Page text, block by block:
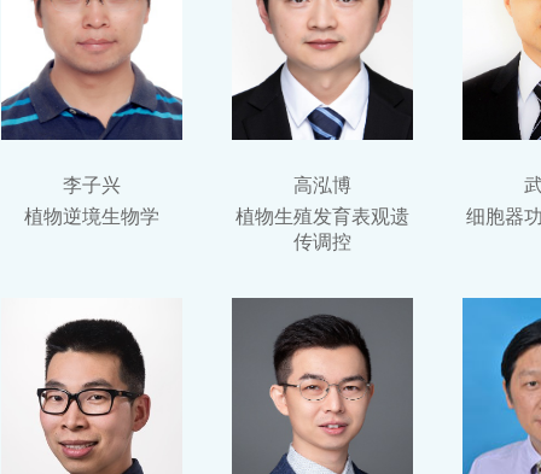
李子兴
植物逆境生物学
高泓博
植物生殖发育表观遗
传调控
细胞器